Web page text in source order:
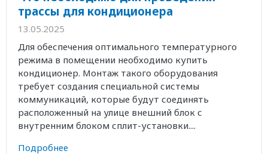
трассы для кондиционера
13.05.2025
Для обеспечения оптимального температурного
режима в помещении необходимо купить
кондиционер. Монтаж такого оборудования
требует создания специальной системы
коммуникаций, которые будут соединять
расположенный на улице внешний блок с
внутренним блоком сплит-установки....
Подробнее